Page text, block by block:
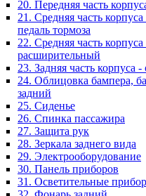
20. Передняя часть
21. Средняя часть
педаль тормоза
22. Средняя часть
расширительный
23. Задняя часть корпуса
24. Облицовка бампера,
задний
25. Сиденье
26. Спинка пассажира
27. Защита рук
28. Зеркала заднего вида
29. Электрооборудование
30. Панель приборов
31. Oсветительные